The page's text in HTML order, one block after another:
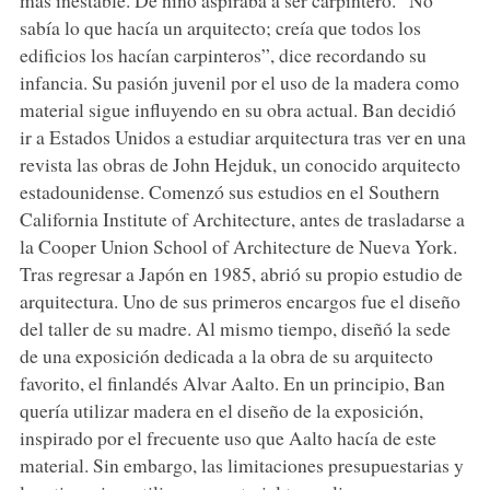
sabía lo que hacía un arquitecto; creía que todos los
edificios los hacían carpinteros”, dice recordando su
infancia. Su pasión juvenil por el uso de la madera como
material sigue influyendo en su obra actual. Ban decidió
ir a Estados Unidos a estudiar arquitectura tras ver en una
revista las obras de John Hejduk, un conocido arquitecto
estadounidense. Comenzó sus estudios en el Southern
California Institute of Architecture, antes de trasladarse a
la Cooper Union School of Architecture de Nueva York.
Tras regresar a Japón en 1985, abrió su propio estudio de
arquitectura. Uno de sus primeros encargos fue el diseño
del taller de su madre. Al mismo tiempo, diseñó la sede
de una exposición dedicada a la obra de su arquitecto
favorito, el finlandés Alvar Aalto. En un principio, Ban
quería utilizar madera en el diseño de la exposición,
inspirado por el frecuente uso que Aalto hacía de este
material. Sin embargo, las limitaciones presupuestarias y